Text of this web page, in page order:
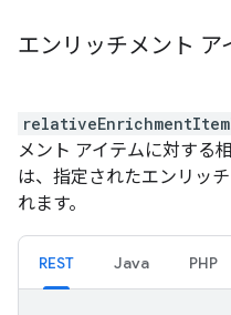
エンリッチメント
メント アイテムに対する
は、指定されたエンリッ
れます。
REST Java PHP